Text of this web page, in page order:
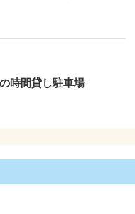
時間貸し駐車場